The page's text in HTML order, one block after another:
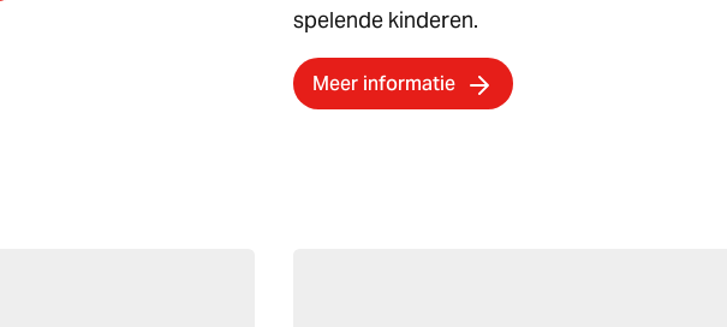
spelende kinderen.
Meer informatie